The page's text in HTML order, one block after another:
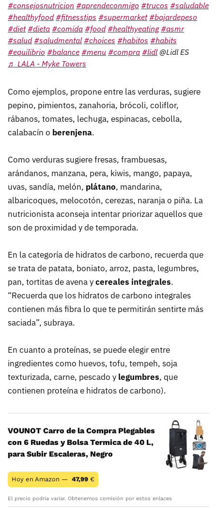
#consejosnutricion #aprendeconmigo #trucos #saludable
#healthyfood #fitnesstips #supermarket #bajardepeso
#diet #dieta #comida #food #healthyeating #asmr
#salud #saludmental #choices #habitos #habits
#equilibrio #balance #menu #compra #lidl @Lidl ES
♬ LALA - Myke Towers
Como ejemplos, propone entre las verduras, sugiere
pepino, pimientos, zanahoria, brócoli, coliflor,
rábanos, tomates, lechuga, espinacas, cebolla,
calabacín o berenjena.
Como verduras sugiere fresas, frambuesas,
arándanos, manzana, pera, kiwis, mango, papaya,
uvas, sandía, melón, plátano, mandarina,
albaricoques, melocotón, cerezas, naranja o piña. La
nutricionista aconseja intentar priorizar aquellos que
son de proximidad y de temporada.
En la categoría de hidratos de carbono, recuerda que
se trata de patata, boniato, arroz, pasta, legumbres,
pan, tortitas de avena ycereales integrales.
“Recuerda que los hidratos de carbono integrales
contienen más fibra lo que te permitirán sentirte más
saciada”, subraya.
En cuanto a proteínas, se puede elegir entre
ingredientes como huevos, tofu, tempeh, soja
texturizada, carne, pescado y legumbres, que
contienen proteína e hidratos de carbono).
VOUNOT Carro de la Compra Plegables
con 6 Ruedas y Bolsa Termica de 40 L,
para Subir Escaleras, Negro
Hoy en Amazon — 47,99 €
El precio podría variar. Obtenemos comisión por estos enlaces